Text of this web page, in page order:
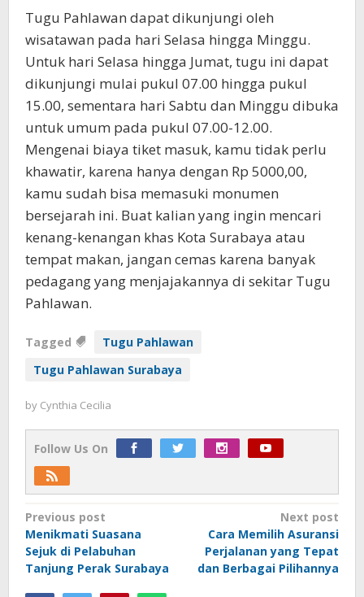
Tugu Pahlawan dapat dikunjungi oleh
wisatawan pada hari Selasa hingga Minggu.
Untuk hari Selasa hingga Jumat, tugu ini dapat
dikunjungi mulai pukul 07.00 hingga pukul
15.00, sementara hari Sabtu dan Minggu dibuka
untuk umum pada pukul 07.00-12.00.
Mengenai biaya tiket masuk, kamu tidak perlu
khawatir, karena hanya dengan Rp 5000,00,
kamu sudah bisa memasuki monumen
bersejarah ini. Buat kalian yang ingin mencari
kenang-kenangan khas Kota Surabaya atau
tempat makan, jangan cemas karena banyak
pedagang yang menjajakannya di sekitar Tugu
Pahlawan.
Tagged
Tugu Pahlawan
Tugu Pahlawan Surabaya
by Cynthia Cecilia
Follow Us On
Post
navigation
Previous post
Menikmati Suasana
Sejuk di Pelabuhan
Tanjung Perak Surabaya
Next post
Cara Memilih Asuransi
Perjalanan yang Tepat
dan Berbagai Pilihannya